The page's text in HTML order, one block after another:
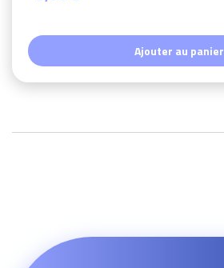
Ajouter au panier